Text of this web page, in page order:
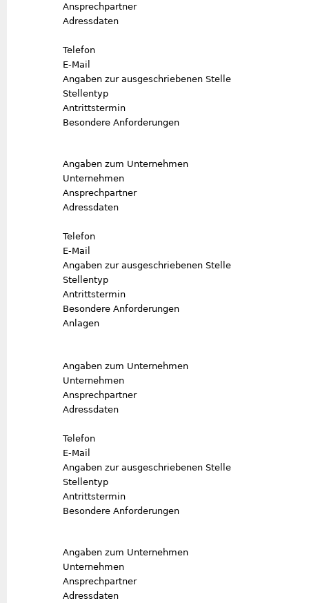
Ansprechpartner
Adressdaten
Telefon
E-Mail
Angaben zur ausgeschriebenen Stelle
Stellentyp
Antrittstermin
Besondere Anforderungen
Angaben zum Unternehmen
Unternehmen
Ansprechpartner
Adressdaten
Telefon
E-Mail
Angaben zur ausgeschriebenen Stelle
Stellentyp
Antrittstermin
Besondere Anforderungen
Anlagen
Angaben zum Unternehmen
Unternehmen
Ansprechpartner
Adressdaten
Telefon
E-Mail
Angaben zur ausgeschriebenen Stelle
Stellentyp
Antrittstermin
Besondere Anforderungen
Angaben zum Unternehmen
Unternehmen
Ansprechpartner
Adressdaten